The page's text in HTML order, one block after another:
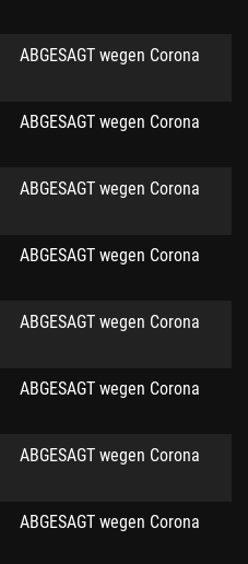
ABGESAGT wegen Corona
ABGESAGT wegen Corona
ABGESAGT wegen Corona
ABGESAGT wegen Corona
ABGESAGT wegen Corona
ABGESAGT wegen Corona
ABGESAGT wegen Corona
ABGESAGT wegen Corona